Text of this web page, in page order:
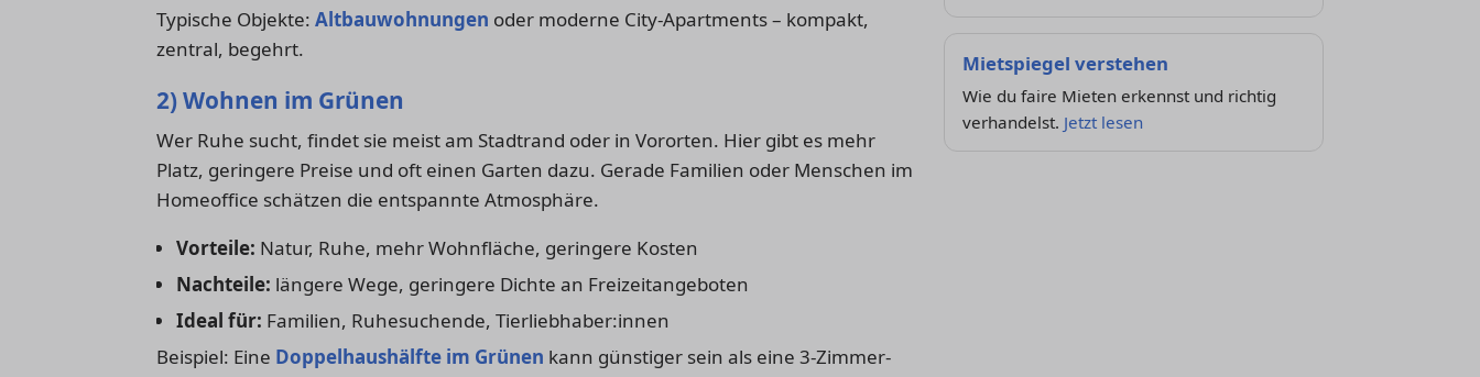
Typische Objekte: Altbauwohnungen oder moderne City-Apartments – kompakt,
zentral, begehrt.
2) Wohnen im Grünen
Wer Ruhe sucht, findet sie meist am Stadtrand oder in Vororten. Hier gibt es mehr
Platz, geringere Preise und oft einen Garten dazu. Gerade Familien oder Menschen im
Homeoffice schätzen die entspannte Atmosphäre.
Vorteile: Natur, Ruhe, mehr Wohnfläche, geringere Kosten
Nachteile: längere Wege, geringere Dichte an Freizeitangeboten
Ideal für: Familien, Ruhesuchende, Tierliebhaber:innen
Beispiel: Eine Doppelhaushälfte im Grünen kann günstiger sein als eine 3-Zimmer-
Mietspiegel verstehen
Wie du faire Mieten erkennst und richtig
verhandelst. Jetzt lesen